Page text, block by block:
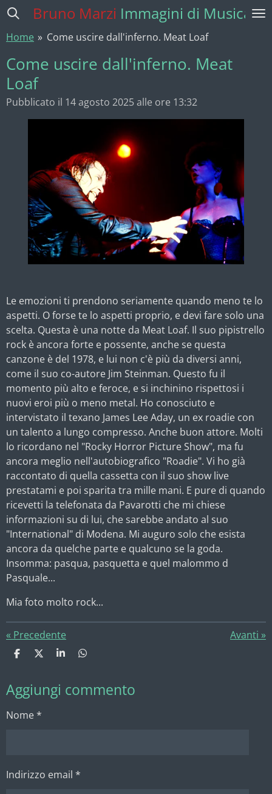
Vai
contenuto
principale
Bruno Marzi Immagini di Musica
Home » Come uscire dall'inferno. Meat Loaf
Come uscire dall'inferno. Meat
Loaf
Pubblicato il 14 agosto 2025 alle ore 13:32
Le emozioni ti prendono seriamente quando meno te lo
aspetti. O forse te lo aspetti proprio, e devi fare solo una
scelta. Questa è una notte da Meat Loaf. Il suo pipistrello
rock è ancora forte e possente, anche se questa
canzone è del 1978, e lui non c'è più da diversi anni,
come il suo co-autore Jim Steinman. Questo fu il
momento più alto e feroce, e si inchinino rispettosi i
nuovi eroi più o meno metal. Ho conosciuto e
intervistato il texano James Lee Aday, un ex roadie con
un talento a lungo compresso. Anche buon attore. Molti
lo ricordano nel "Rocky Horror Picture Show", ma fu
ancora meglio nell'autobiografico "Roadie". Vi ho già
raccontato di quella cassetta con il suo show live
prestatami e poi sparita tra mille mani. E pure di quando
ricevetti la telefonata da Pavarotti che mi chiese
informazioni su di lui, che sarebbe andato al suo
"International" di Modena. Mi auguro solo che esista
ancora da quelche parte e qualcuno se la goda.
Insomma: pasqua, pasquetta e quel malommo d
Pasquale...
Mia foto molto rock...
« Precedente Avanti »
C
d
i
i
C
d
i
i
C
d
i
C
d
i
Aggiungi commento
Nome *
Indirizzo email *